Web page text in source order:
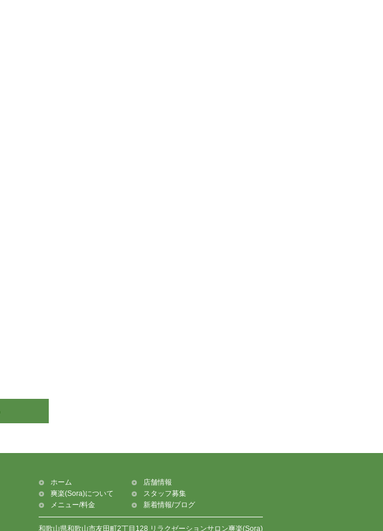
ホーム
爽楽(Sora)について
メニュー/料金
店舗情報
スタッフ募集
新着情報/ブログ
和歌山県和歌山市友田町2丁目128 リラクゼーションサロン爽楽(Sora)